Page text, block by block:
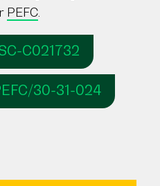
PEFC.
C021732
30-31-024